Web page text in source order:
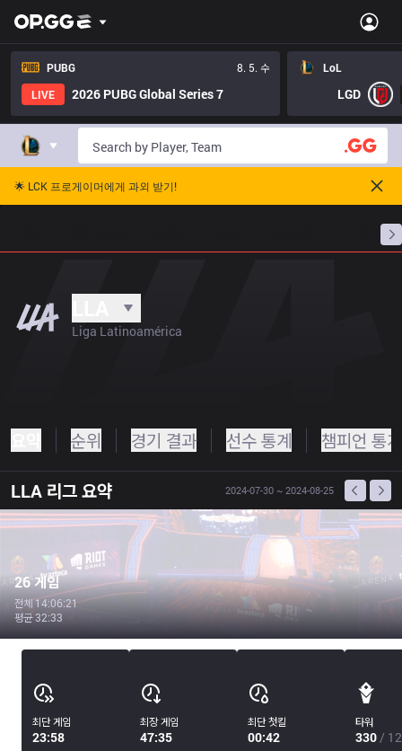
PUBG
8. 5. 수
LIVE
2026 PUBG Global Series 7
LoL
LGD
🌟 LCK 프로게이머에게 과외 받기!
프로빌
Liga Latinoamérica
순위 경기 결과 선수 통계 챔피언 통계
LLA 리그 요약 2024-07-30 ~ 2024-08-25
26 게임
전체 14:06:21
평균 32:33
최단 게임
23:58
최장 게임
47:35
최단 첫킬
00:42
타워
330/